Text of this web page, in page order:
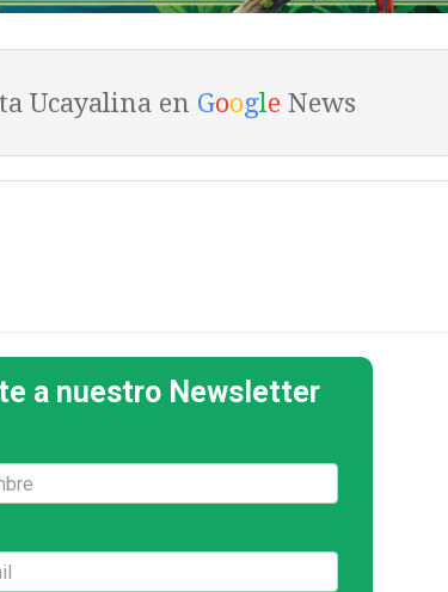
Ucayalina en GoogleNews
a nuestro Newsletter